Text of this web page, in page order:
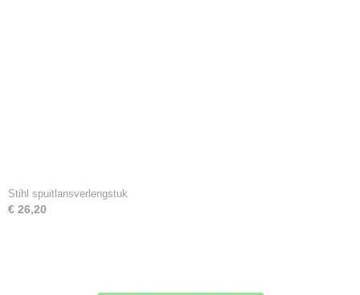
Stihl spuitlansverlengstuk
€ 26,20